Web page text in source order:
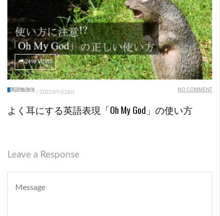
2498 VIEWS
英語勉強法 / 2022年9月26日 NO COMMENT
よく耳にする英語表現「Oh My God」の使い方
Leave a Response